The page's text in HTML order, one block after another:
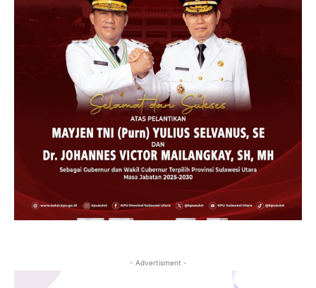
- Advertisment -